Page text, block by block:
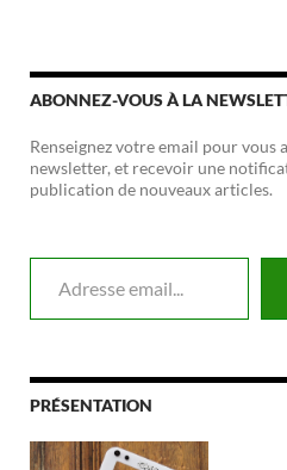
ABONNEZ-VOUS À LA
Renseignez votre email pour vous
newsletter, et recevoir une
publication de nouveaux articles.
Adresse email...
PRÉSENTATION